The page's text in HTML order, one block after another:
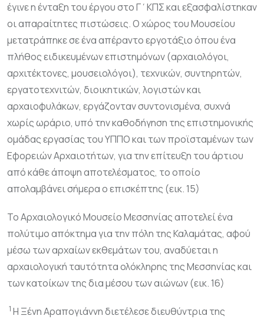
έγινε η ένταξη του έργου στο Γ΄ΚΠΣ και εξασφαλίστηκαν
οι απαραίτητες πιστώσεις. Ο χώρος του Μουσείου
μετατράπηκε σε ένα απέραντο εργοτάξιο όπου ένα
πλήθος ειδικευμένων επιστημόνων (αρχαιολόγοι,
αρχιτέκτονες, μουσειολόγοι), τεχνικών, συντηρητών,
εργατοτεχνιτών, διοικητικών, λογιστών και
αρχαιοφυλάκων, εργάζονταν συντονισμένα, συχνά
χωρίς ωράριο, υπό την καθοδήγηση της επιστημονικής
ομάδας εργασίας του ΥΠΠΟ και των προϊσταμένων των
Εφορειών Αρχαιοτήτων, για την επίτευξη του άρτιου
από κάθε άποψη αποτελέσματος, το οποίο
απολαμβάνει σήμερα ο επισκέπτης (εικ. 15)
Το Αρχαιολογικό Μουσείο Μεσσηνίας αποτελεί ένα
πολύτιμο απόκτημα για την πόλη της Καλαμάτας, αφού
μέσω των αρχαίων εκθεμάτων του, αναδύεται η
αρχαιολογική ταυτότητα ολόκληρης της Μεσσηνίας και
των κατοίκων της δια μέσου των αιώνων (εικ. 16)
1 Η Ξένη Αραπογιάννη διετέλεσε διευθύντρια της